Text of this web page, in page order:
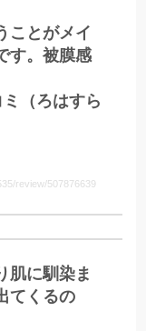
ことがメイ
す。被膜感
（ろはすら
review/507876639
肌に馴染ま
てくるの